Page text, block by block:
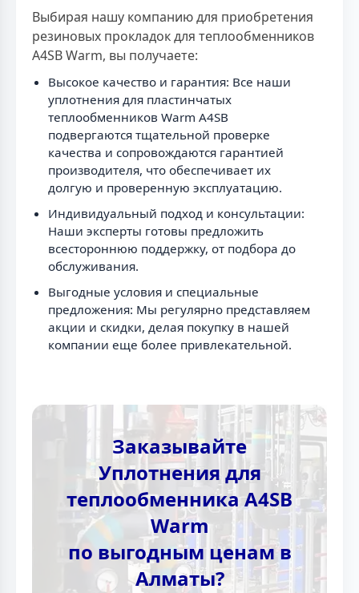
Выбирая нашу компанию для приобретения
резиновых прокладок для теплообменников
A4SB Warm, вы получаете:
Высокое качество и гарантия: Все наши
уплотнения для пластинчатых
теплообменников Warm A4SB
подвергаются тщательной проверке
качества и сопровождаются гарантией
производителя, что обеспечивает их
долгую и проверенную эксплуатацию.
Индивидуальный подход и консультации:
Наши эксперты готовы предложить
всестороннюю поддержку, от подбора до
обслуживания.
Выгодные условия и специальные
предложения: Мы регулярно представляем
акции и скидки, делая покупку в нашей
компании еще более привлекательной.
Заказывайте
Уплотнения для
теплообменника A4SB
Warm
по выгодным ценам в
Алматы?